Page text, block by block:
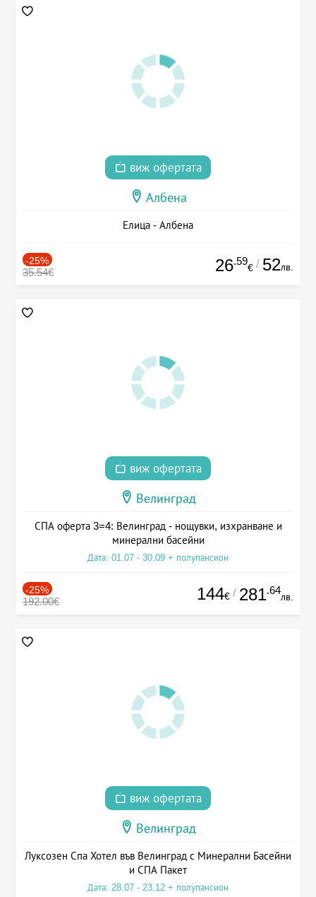
виж офертата
Албена
Елица - Албена
-25%
35.54€ 26.59
€ / 52лв.
виж офертата
Велинград
СПА оферта 3=4: Велинград - нощувки, изхранване и
минерални басейни
Дата: 01.07 - 30.09 + полупансион
-25%
192.00€ 144€ / 281.64
лв.
виж офертата
Велинград
Луксозен Спа Хотел във Велинград с Минерални Басейни
и СПА Пакет
Дата: 28.07 - 23.12 + полупансион